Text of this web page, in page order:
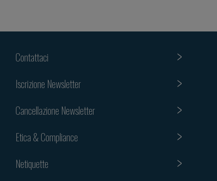
Contattaci
Iscrizione Newsletter
Cancellazione Newsletter
Etica & Compliance
Netiquette